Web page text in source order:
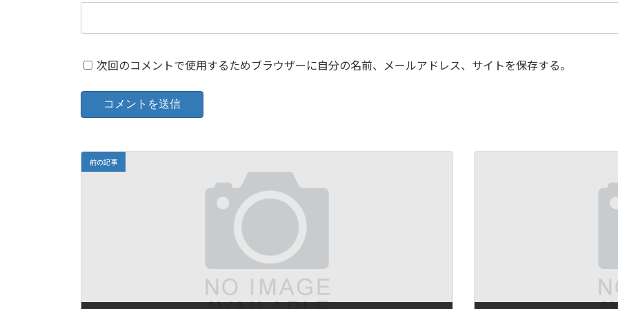
次回のコメントで使用するためブラウザーに自分の名前、メールアドレス、サイトを保存する。
前の記事